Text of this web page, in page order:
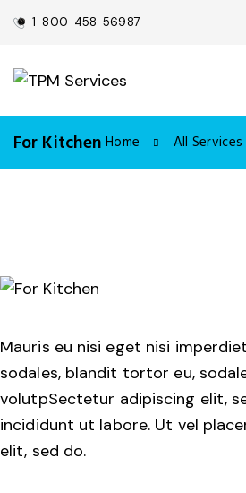
1-800-458-56987
For Kitchen Home All Services
Mauris eu nisi eget nisi
sodales, blandit tortor eu,
volutpSectetur adipiscing elit,
incididunt ut labore. Ut vel
elit, sed do.